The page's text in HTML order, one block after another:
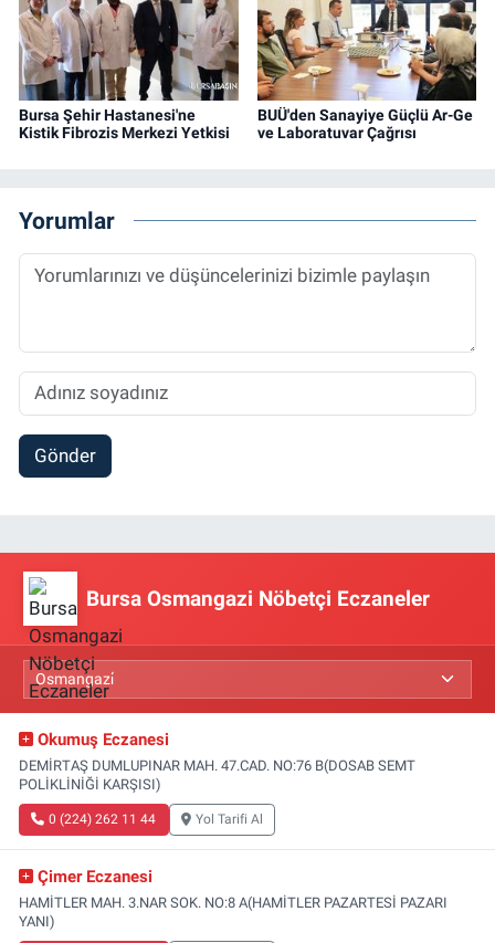
Bursa Şehir Hastanesi'ne
Kistik Fibrozis Merkezi Yetkisi
BUÜ'den Sanayiye Güçlü Ar-Ge
ve Laboratuvar Çağrısı
Yorumlar
Gönder
Bursa Osmangazi Nöbetçi Eczaneler
Okumuş Eczanesi
DEMİRTAŞ DUMLUPINAR MAH. 47.CAD. NO:76 B(DOSAB SEMT
POLİKLİNİĞİ KARŞISI)
0 (224) 262 11 44 Yol Tarifi Al
Çimer Eczanesi
HAMİTLER MAH. 3.NAR SOK. NO:8 A(HAMİTLER PAZARTESİ PAZARI
YANI)